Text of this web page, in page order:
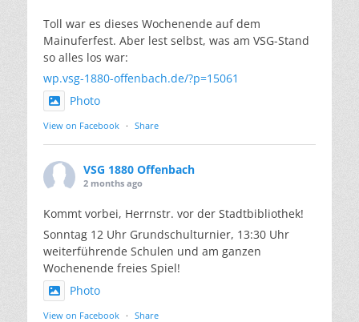
Toll war es dieses Wochenende auf dem
Mainuferfest. Aber lest selbst, was am VSG-Stand
so alles los war:
wp.vsg-1880-offenbach.de/?p=15061
Photo
View on Facebook · Share
VSG 1880 Offenbach
2 months ago
Kommt vorbei, Herrnstr. vor der Stadtbibliothek!
Sonntag 12 Uhr Grundschulturnier, 13:30 Uhr
weiterführende Schulen und am ganzen
Wochenende freies Spiel!
Photo
View on Facebook · Share